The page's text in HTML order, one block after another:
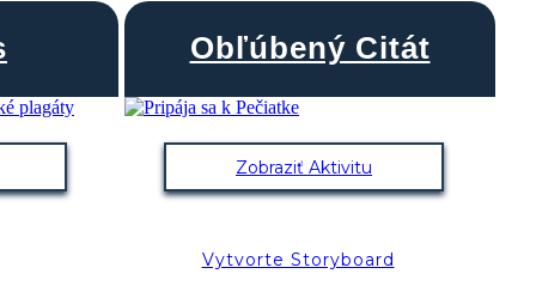
Obľúbený Citát
Zobraziť Aktivitu
Vytvorte Storyboard